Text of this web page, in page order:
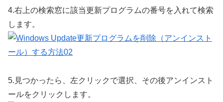
4.右上の検索窓に該当更新プログラムの番号を入れて検索
します。
5. 見つかったら、左クリックで選択、その後アンインスト
ールをクリックします。